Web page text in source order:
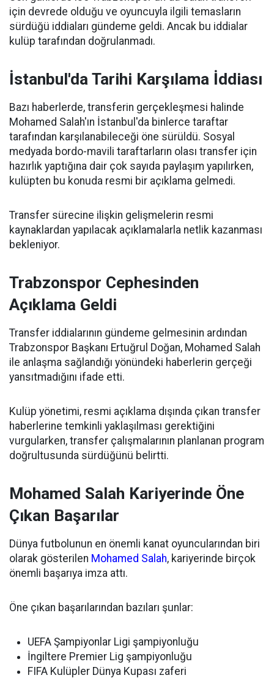
için devrede olduğu ve oyuncuyla ilgili temasların
sürdüğü iddiaları gündeme geldi. Ancak bu iddialar
kulüp tarafından doğrulanmadı.
İstanbul'da Tarihi Karşılama İddiası
Bazı haberlerde, transferin gerçekleşmesi halinde
Mohamed Salah'ın İstanbul'da binlerce taraftar
tarafından karşılanabileceği öne sürüldü. Sosyal
medyada bordo-mavili taraftarların olası transfer için
hazırlık yaptığına dair çok sayıda paylaşım yapılırken,
kulüpten bu konuda resmi bir açıklama gelmedi.
Transfer sürecine ilişkin gelişmelerin resmi
kaynaklardan yapılacak açıklamalarla netlik kazanması
bekleniyor.
Trabzonspor Cephesinden
Açıklama Geldi
Transfer iddialarının gündeme gelmesinin ardından
Trabzonspor Başkanı Ertuğrul Doğan, Mohamed Salah
ile anlaşma sağlandığı yönündeki haberlerin gerçeği
yansıtmadığını ifade etti.
Kulüp yönetimi, resmi açıklama dışında çıkan transfer
haberlerine temkinli yaklaşılması gerektiğini
vurgularken, transfer çalışmalarının planlanan program
doğrultusunda sürdüğünü belirtti.
Mohamed Salah Kariyerinde Öne
Çıkan Başarılar
Dünya futbolunun en önemli kanat oyuncularından biri
olarak gösterilen Mohamed Salah, kariyerinde birçok
önemli başarıya imza attı.
Öne çıkan başarılarından bazıları şunlar:
UEFA Şampiyonlar Ligi şampiyonluğu
İngiltere Premier Lig şampiyonluğu
FIFA Kulüpler Dünya Kupası zaferi